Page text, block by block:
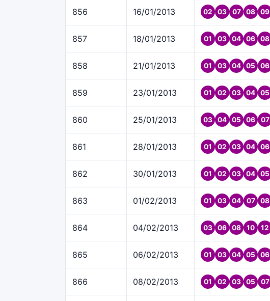
856 16/01/2013 02 03 07 08 09
857 18/01/2013 01 03 04 06 08
858 21/01/2013 01 03 04 05 06
859 23/01/2013 01 02 03 04 05
860 25/01/2013 03 04 05 06 07
861 28/01/2013 01 02 03 04 06
862 30/01/2013 01 02 03 04 05
863 01/02/2013 01 03 04 07 08
864 04/02/2013 03 06 08 10 12
865 06/02/2013 01 03 04 05 06
866 08/02/2013 01 02 03 05 07